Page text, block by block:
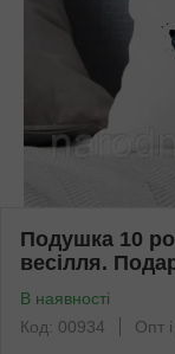
Подушка 10
весілля.
В наявності
Код: 00934
Опт